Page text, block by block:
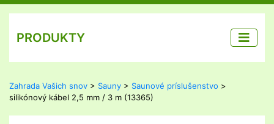
PRODUKTY
Zahrada Vašich snov > Sauny > Saunové príslušenstvo >
silikónový kábel 2,5 mm / 3 m (13365)